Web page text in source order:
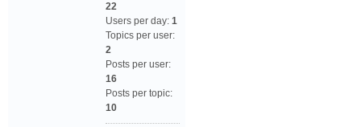
22
Users per day: 1
Topics per user:
2
Posts per user:
16
Posts per topic:
10